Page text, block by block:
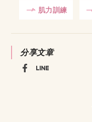
肌力訓練
分享文章